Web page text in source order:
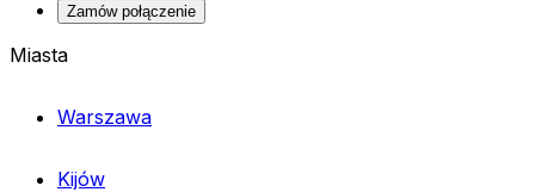
Zamów połączenie
Miasta
Warszawa
Kijów